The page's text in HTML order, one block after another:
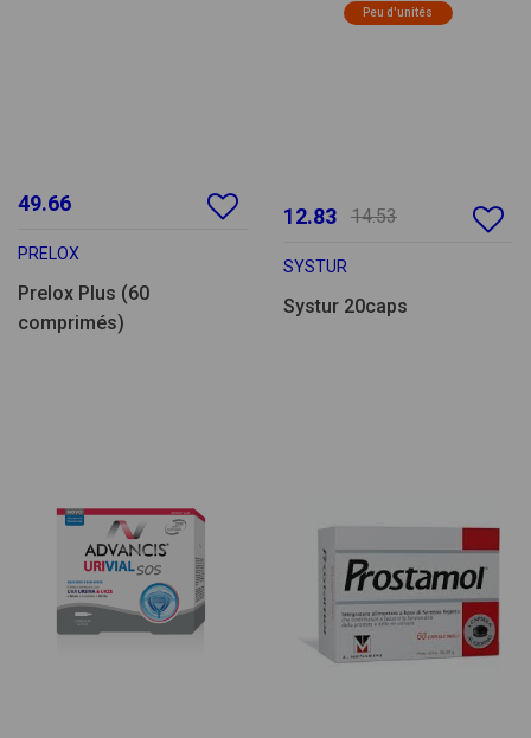
49.66
PRELOX
Prelox Plus (60
comprimés)
Peu d'unités
12.83 14.53
SYSTUR
Systur 20caps